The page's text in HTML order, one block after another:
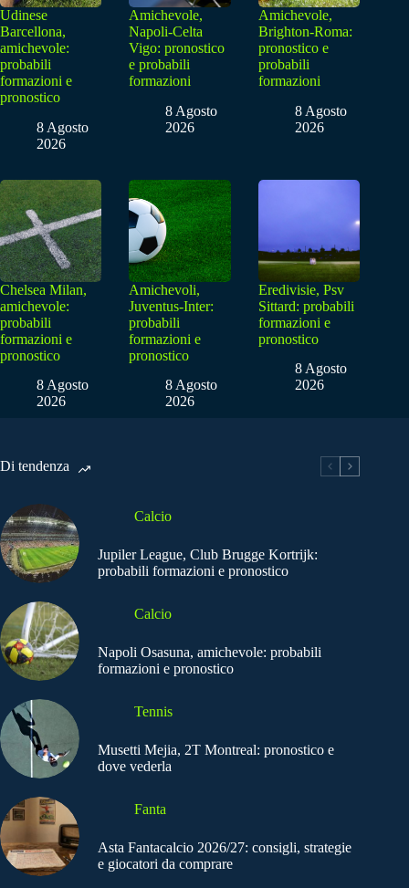
Udinese
Barcellona,
amichevole:
probabili
formazioni e
pronostico
8 Agosto
2026
Amichevole,
Napoli-Celta
Vigo: pronostico
e probabili
formazioni
8 Agosto
2026
Amichevole,
Brighton-Roma:
pronostico e
probabili
formazioni
8 Agosto
2026
Chelsea Milan,
amichevole:
probabili
formazioni e
pronostico
8 Agosto
2026
Amichevoli,
Juventus-Inter:
probabili
formazioni e
pronostico
8 Agosto
2026
Eredivisie, Psv
Sittard: probabili
formazioni e
pronostico
8 Agosto
2026
Di tendenza
Calcio
Jupiler League, Club Brugge Kortrijk:
probabili formazioni e pronostico
Calcio
Napoli Osasuna, amichevole: probabili
formazioni e pronostico
Tennis
Musetti Mejia, 2T Montreal: pronostico e
dove vederla
Fanta
Asta Fantacalcio 2026/27: consigli, strategie
e giocatori da comprare